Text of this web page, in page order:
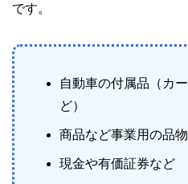
です。
自動車の付属品（カ
ど）
商品など事業用の品物
現金や有価証券など